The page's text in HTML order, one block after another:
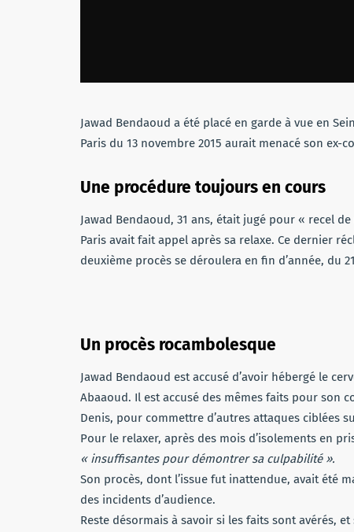
Jawad Bendaoud a été placé en garde à vue en
Paris du 13 novembre 2015 aurait menacé son ex-
Une procédure toujours en cours
Jawad Bendaoud, 31 ans, était jugé pour « recel
Paris avait fait appel après sa relaxe. Ce dernier
deuxième procès se déroulera en fin d’année, du 21
Un procès rocambolesque
Jawad Bendaoud est accusé d’avoir hébergé le
Abaaoud. Il est accusé des mêmes faits pour son
Denis, pour commettre d’autres attaques ciblées
Pour le relaxer, après des mois d’isolements en
« insuffisantes pour démontrer sa culpabilité ».
Son procès, dont l’issue fut inattendue, avait été
des incidents d’audience.
Reste désormais à savoir si les faits sont avérés,